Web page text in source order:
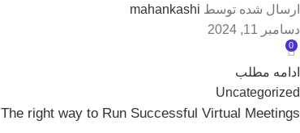
ارسال شده توسط mahankashi
دسامبر 11, 2024
0
ادامه مطلب
Uncategorized
The right way to Run Successful Virtual Meetings